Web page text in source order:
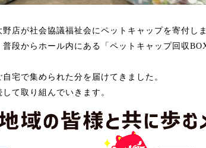
野店が社会協議福祉会にペットキャップを寄付しま
普段からホール内にある「ペットキャップ回収
自宅で集められた分を 届けてきました。
て取り組んでいきます。